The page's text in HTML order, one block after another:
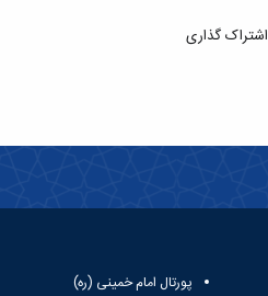
اشتراک گذاری
پورتال امام خمینی (ره)